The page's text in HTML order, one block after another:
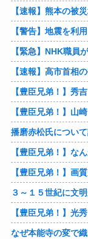
【速報】熊本の被
【豊臣兄弟！】秀
【豊臣兄弟！】山
播磨赤松氏につい
【豊臣兄弟！】な
【豊臣兄弟！】画
３～１５世紀に文
【豊臣兄弟！】光
なぜ本能寺の変で